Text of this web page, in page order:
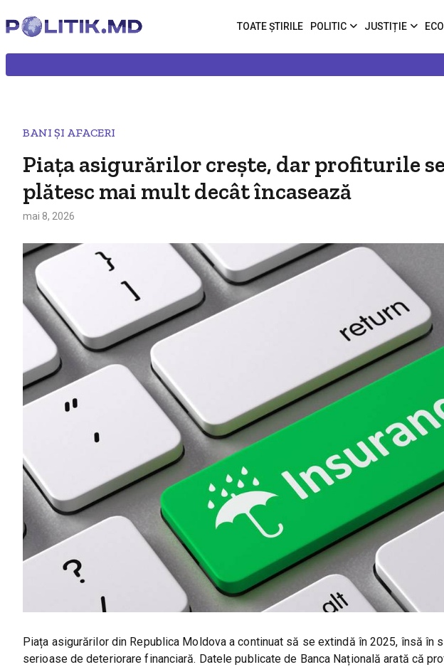
TOATE ȘTIRILE POLITIC JUSTIȚIE
BANI ȘI AFACERI
Piața asigurărilor crește, dar profiturile
plătesc mai mult decât încasează
mai 8, 2026
Piața asigurărilor din Republica Moldova a continuat să se extindă în 2025, însă în
serioase de deteriorare financiară. Datele publicate de Banca Națională arată că